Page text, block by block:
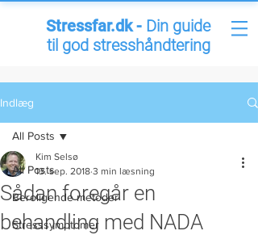
Stressfar.dk - Din guide
til god stresshåndtering
Indlæg
All Posts
Beroligende metoder
Stresssymptomer
All Posts
Sådan foregår en
behandling med NADA
Kim Selsø
13. sep. 2018 3 min læsning